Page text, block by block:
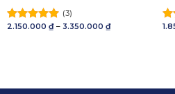
Được xếp
(3)
2.150.000 ₫ – 3.350.000 ₫Khoảng
giá: